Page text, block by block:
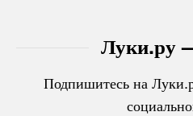
Луки.ру
Подпишитесь на